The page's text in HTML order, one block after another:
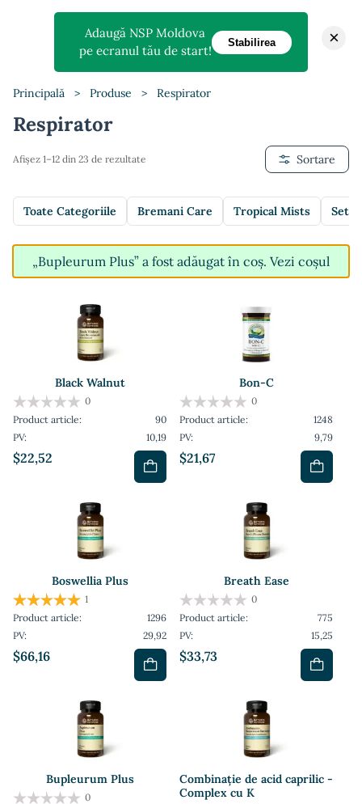
Principală > Produse > Respirator
Respirator
Afișez 1–12 din 23 de rezultate Sortare
Toate Categoriile Bremani Care Tropical Mists
„Bupleurum Plus” a fost adăugat în coș. Vezi coșul
Black Walnut
$22,52
0
Product article:
90
PV:
10,19
Bon-C
$21,67
0
Product article:
1248
PV:
9,79
Boswellia Plus
$66,16
1
Product article:
1296
PV:
29,92
Breath Ease
$33,73
0
Product article:
775
PV:
15,25
Bupleurum Plus
0
Combinație de acid caprilic -
Complex cu K
Adaugă NSP Moldova
pe ecranul tău de start!
Stabilirea ×